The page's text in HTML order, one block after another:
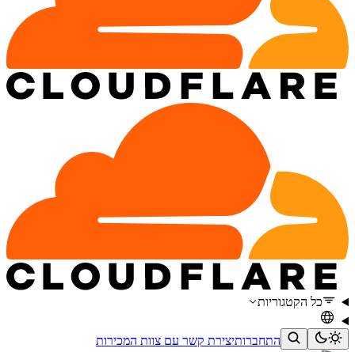
כל הקטגוריות
התחברותיצירת קשר עם צוות המכירות